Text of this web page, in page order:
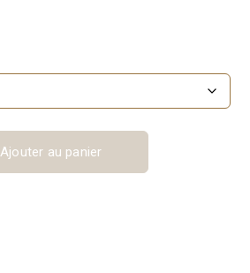
Ajouter au panier